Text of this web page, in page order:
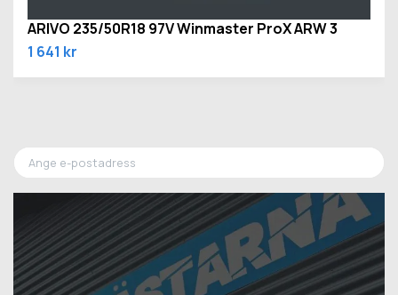
ARIVO 235/50R18 97V Winmaster ProX ARW 3
1 641 kr